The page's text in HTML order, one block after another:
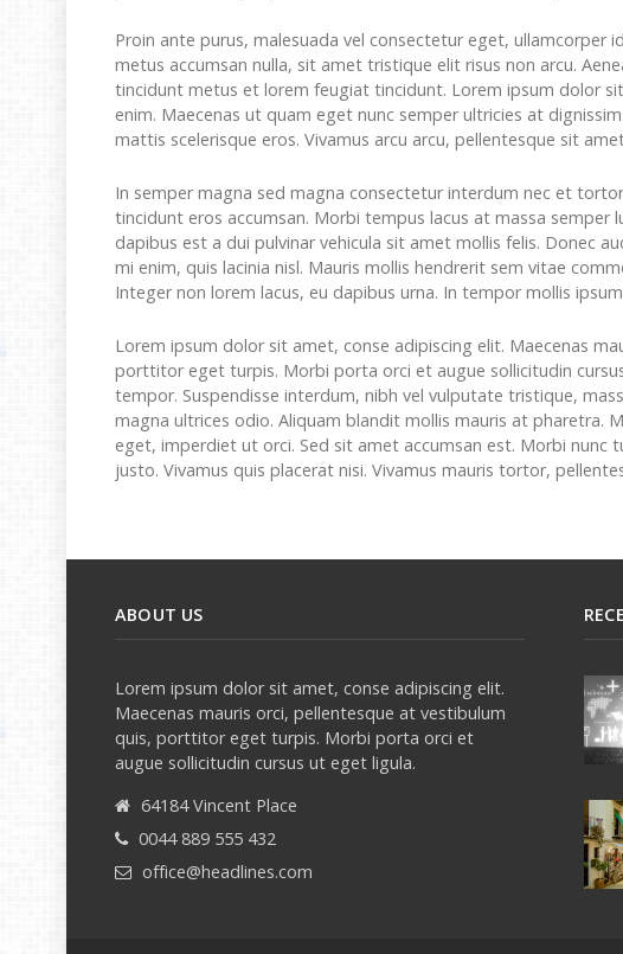
Proin ante purus, malesuada vel consectetur eget, ullamcorper
metus accumsan nulla, sit amet tristique elit risus non arcu.
tincidunt metus et lorem feugiat tincidunt. Lorem ipsum dolor
enim. Maecenas ut quam eget nunc semper ultricies at
mattis scelerisque eros. Vivamus arcu arcu, pellentesque sit
In semper magna sed magna consectetur interdum nec et
tincidunt eros accumsan. Morbi tempus lacus at massa semper
dapibus est a dui pulvinar vehicula sit amet mollis felis. Donec
mi enim, quis lacinia nisl. Mauris mollis hendrerit sem vitae
Integer non lorem lacus, eu dapibus urna. In tempor mollis
Lorem ipsum dolor sit amet, conse adipiscing elit. Maecenas
porttitor eget turpis. Morbi porta orci et augue sollicitudin
tempor. Suspendisse interdum, nibh vel vulputate tristique,
magna ultrices odio. Aliquam blandit mollis mauris at pharetra.
eget, imperdiet ut orci. Sed sit amet accumsan est. Morbi nunc
justo. Vivamus quis placerat nisi. Vivamus mauris tortor,
ABOUT US
Lorem ipsum dolor sit amet, conse adipiscing elit.
Maecenas mauris orci, pellentesque at vestibulum
quis, porttitor eget turpis. Morbi porta orci et
augue sollicitudin cursus ut eget ligula.
64184 Vincent Place
0044 889 555 432
office@headlines.com